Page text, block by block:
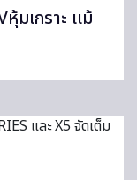
เกราะ เเม้